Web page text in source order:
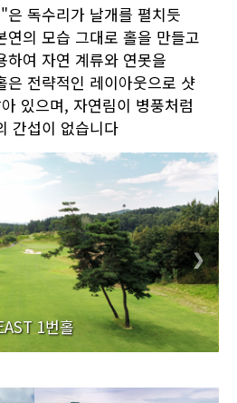
독수리가 날개를 펼치듯
연의 모습 그대로 홀을 만들고
하여 자연 계류와 연못을
은 전략적인 레이아웃으로 샷
있으며, 자연림이 병풍처럼
간섭이 없습니다
1번홀
❯